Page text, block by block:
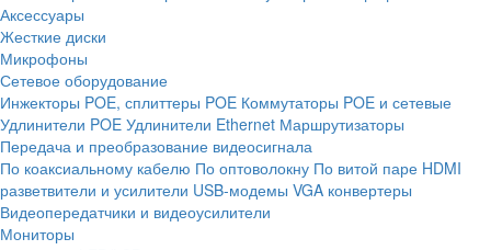
Аксессуары
Жесткие диски
Микрофоны
Сетевое оборудование
Инжекторы POE, сплиттеры POE Коммутаторы POE и сетевые
Удлинители POE Удлинители Ethernet Маршрутизаторы
Передача и преобразование видеосигнала
По коаксиальному кабелю По оптоволокну По витой паре HDMI
разветвители и усилители USB-модемы VGA конвертеры
Видеопередатчики и видеоусилители
Мониторы